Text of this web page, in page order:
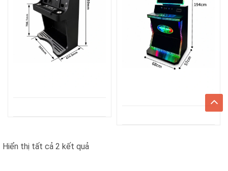
Hiển thị tất cả 2 kết quả